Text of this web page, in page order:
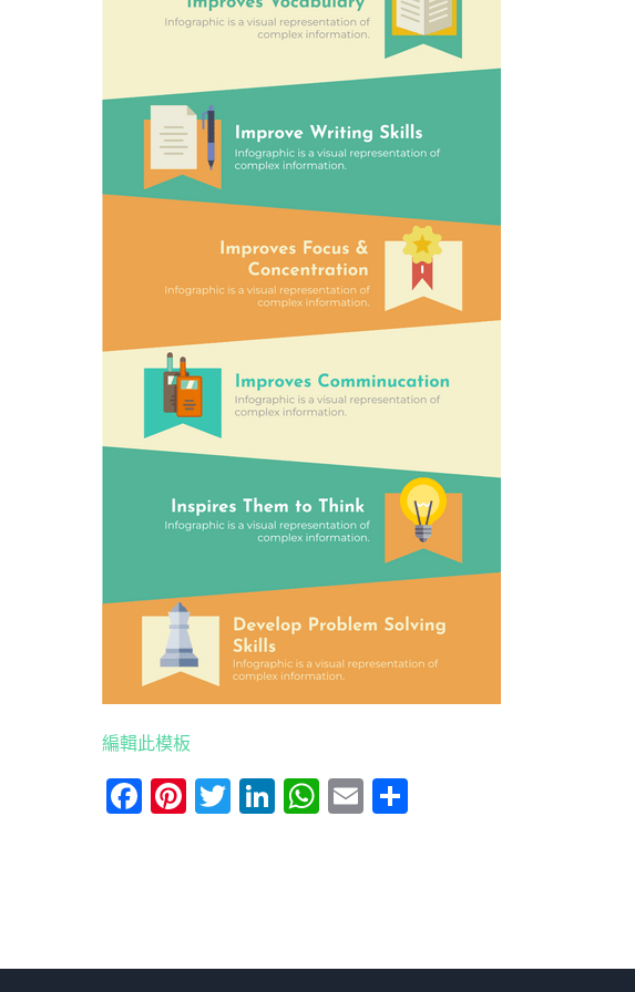
編輯此模板
Facebook
Pinterest
Twitter
LinkedIn
WhatsApp
Email